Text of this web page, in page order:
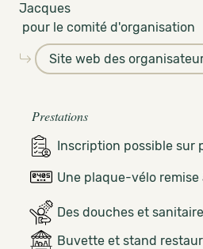
Jacques
pour le comité d'organisation
Site web des
Prestations
Inscription possible sur
Une plaque-vélo
Des douches et
Buvette et stand